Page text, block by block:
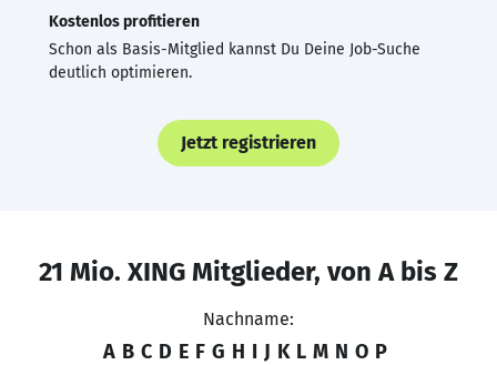
Kostenlos profitieren
Schon als Basis-Mitglied kannst Du Deine Job-Suche
deutlich optimieren.
Jetzt registrieren
21 Mio. XING Mitglieder, von A bis Z
Nachname:
A B C D E F G H I J K L M N O P